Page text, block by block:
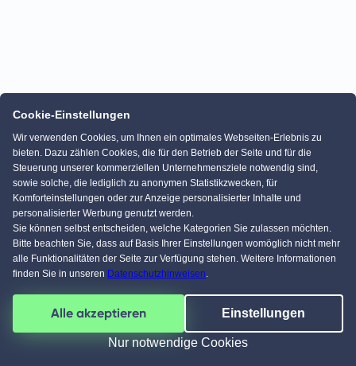
Cookie-Einstellungen
Wir verwenden Cookies, um Ihnen ein optimales Webseiten-Erlebnis zu
bieten. Dazu zählen Cookies, die für den Betrieb der Seite und für die
Steuerung unserer kommerziellen Unternehmensziele notwendig sind,
sowie solche, die lediglich zu anonymen Statistikzwecken, für
Komforteinstellungen oder zur Anzeige personalisierter Inhalte und
personalisierter Werbung genutzt werden.
Sie können selbst entscheiden, welche Kategorien Sie zulassen möchten.
Bitte beachten Sie, dass auf Basis Ihrer Einstellungen womöglich nicht mehr
alle Funktionalitäten der Seite zur Verfügung stehen. Weitere Informationen
finden Sie in unseren Datenschutzhinweisen.
Alle akzeptieren Einstellungen
Nur notwendige Cookies